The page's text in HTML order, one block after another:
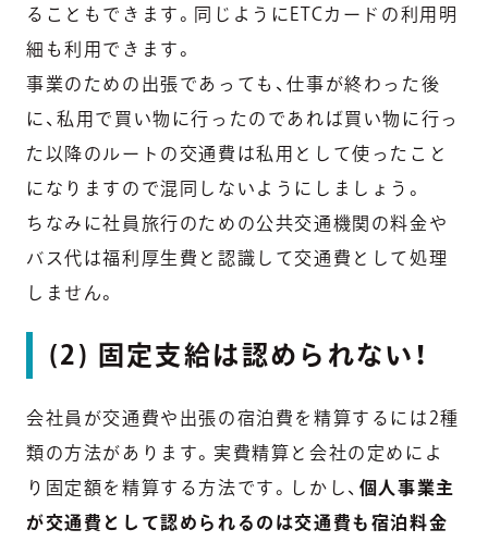
ることもできます。同じようにETCカードの利用明
細も利用できます。
事業のための出張であっても、仕事が終わった後
に、私用で買い物に行ったのであれば買い物に行っ
た以降のルートの交通費は私用として使ったこと
になりますので混同しないようにしましょう。
ちなみに社員旅行のための公共交通機関の料金や
バス代は福利厚生費と認識して交通費として処理
しません。
(2) 固定支給は認められない！
会社員が交通費や出張の宿泊費を精算するには2種
類の方法があります。実費精算と会社の定めによ
り固定額を精算する方法です。しかし、 個人事業主
が交通費として認められるのは交通費も宿泊料金